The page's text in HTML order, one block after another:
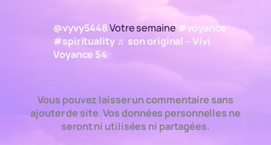
@vyvy5448Votre semaine #voyance
#spirituality ♬ son original – Vivi
Voyance 54
Vous pouvez laisser un commentaire sans
ajouter de site. Vos données personnelles ne
seront ni utilisées ni partagées.